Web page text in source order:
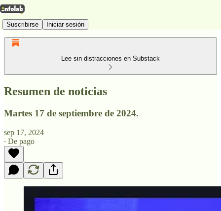
Suscribirse Iniciar sesión
Lee sin distracciones en Substack
Resumen de noticias
Martes 17 de septiembre de 2024.
sep 17, 2024
∙ De pago